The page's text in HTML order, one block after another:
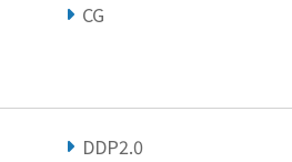
CG
DDP2.0